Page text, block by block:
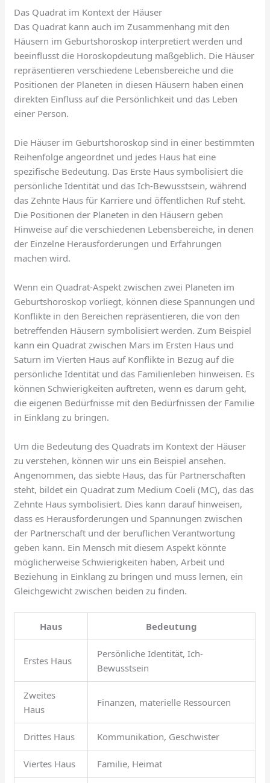
Das Quadrat im Kontext der Häuser
Das Quadrat kann auch im Zusammenhang mit den
Häusern im Geburtshoroskop interpretiert werden und
beeinflusst die Horoskopdeutung maßgeblich. Die Häuser
repräsentieren verschiedene Lebensbereiche und die
Positionen der Planeten in diesen Häusern haben einen
direkten Einfluss auf die Persönlichkeit und das Leben
einer Person.
Die Häuser im Geburtshoroskop sind in einer bestimmten
Reihenfolge angeordnet und jedes Haus hat eine
spezifische Bedeutung. Das Erste Haus symbolisiert die
persönliche Identität und das Ich-Bewusstsein, während
das Zehnte Haus für Karriere und öffentlichen Ruf steht.
Die Positionen der Planeten in den Häusern geben
Hinweise auf die verschiedenen Lebensbereiche, in denen
der Einzelne Herausforderungen und Erfahrungen
machen wird.
Wenn ein Quadrat-Aspekt zwischen zwei Planeten im
Geburtshoroskop vorliegt, können diese Spannungen und
Konflikte in den Bereichen repräsentieren, die von den
betreffenden Häusern symbolisiert werden. Zum Beispiel
kann ein Quadrat zwischen Mars im Ersten Haus und
Saturn im Vierten Haus auf Konflikte in Bezug auf die
persönliche Identität und das Familienleben hinweisen. Es
können Schwierigkeiten auftreten, wenn es darum geht,
die eigenen Bedürfnisse mit den Bedürfnissen der Familie
in Einklang zu bringen.
Um die Bedeutung des Quadrats im Kontext der Häuser
zu verstehen, können wir uns ein Beispiel ansehen.
Angenommen, das siebte Haus, das für Partnerschaften
steht, bildet ein Quadrat zum Medium Coeli (MC), das das
Zehnte Haus symbolisiert. Dies kann darauf hinweisen,
dass es Herausforderungen und Spannungen zwischen
der Partnerschaft und der beruflichen Verantwortung
geben kann. Ein Mensch mit diesem Aspekt könnte
möglicherweise Schwierigkeiten haben, Arbeit und
Beziehung in Einklang zu bringen und muss lernen, ein
Gleichgewicht zwischen beiden zu finden.
Haus Bedeutung
Erstes Haus
Persönliche Identität, Ich-
Bewusstsein
Zweites
Haus
Finanzen, materielle Ressourcen
Drittes Haus Kommunikation, Geschwister
Viertes Haus Familie, Heimat